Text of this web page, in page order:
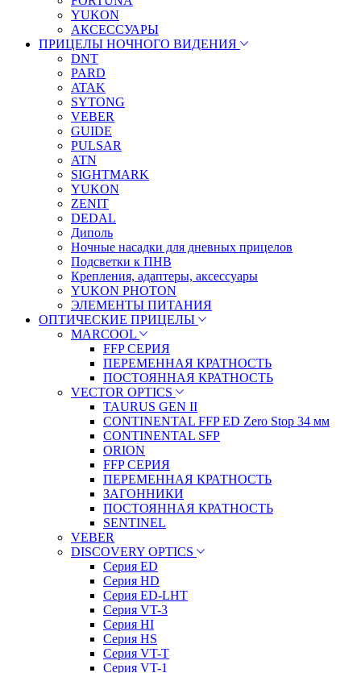
YUKON
АКСЕССУАРЫ
ПРИЦЕЛЫ НОЧНОГО ВИДЕНИЯ
DNT
PARD
ATAK
SYTONG
VEBER
GUIDE
PULSAR
ATN
SIGHTMARK
YUKON
ZENIT
DEDAL
Диполь
Ночные насадки для дневных прицелов
Подсветки к ПНВ
Крепления, адаптеры, аксессуары
YUKON PHOTON
ЭЛЕМЕНТЫ ПИТАНИЯ
ОПТИЧЕСКИЕ ПРИЦЕЛЫ
MARCOOL
FFP СЕРИЯ
ПЕРЕМЕННАЯ КРАТНОСТЬ
ПОСТОЯННАЯ КРАТНОСТЬ
VECTOR OPTICS
TAURUS GEN II
CONTINENTAL FFP ED Zero Stop 34 мм
CONTINENTAL SFP
ORION
FFP СЕРИЯ
ПЕРЕМЕННАЯ КРАТНОСТЬ
ЗАГОННИКИ
ПОСТОЯННАЯ КРАТНОСТЬ
SENTINEL
VEBER
DISCOVERY OPTICS
Серия ED
Серия HD
Серия ED-LHT
Серия VT-3
Серия HI
Серия HS
Серия VT-T
Серия VT-1